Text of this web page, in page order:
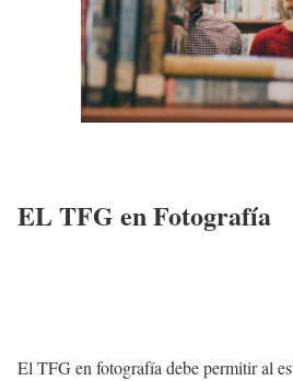
EL TFG en Fotografía
El TFG en fotografía debe permitir al